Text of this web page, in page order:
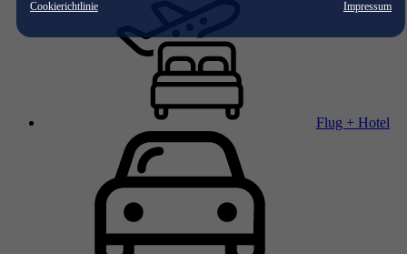
Cookierichtlinie
Impressum
Flug + Hotel